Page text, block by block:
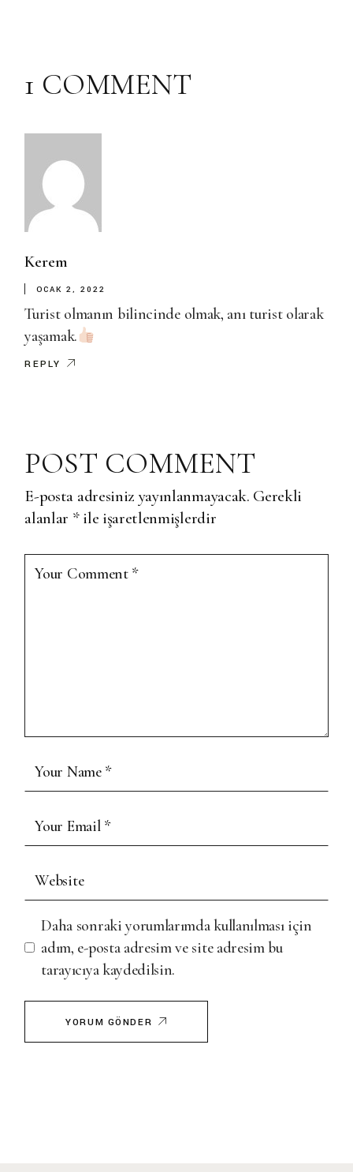
1 COMMENT
Kerem
OCAK 2, 2022
Turist olmanın bilincinde olmak, anı turist olarak
yaşamak.
REPLY
POST COMMENT
E-posta adresiniz yayınlanmayacak. Gerekli
alanlar *ile işaretlenmişlerdir
Daha sonraki yorumlarımda kullanılması için
adım, e-posta adresim ve site adresim bu
tarayıcıya kaydedilsin.
YORUM GÖNDER